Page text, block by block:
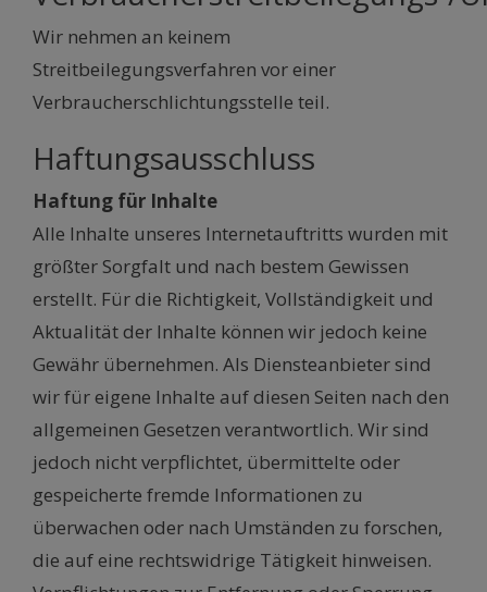
Wir nehmen an keinem
Streitbeilegungsverfahren vor einer
Verbraucherschlichtungsstelle teil.
Haftungsausschluss
Haftung für Inhalte
Alle Inhalte unseres Internetauftritts wurden mit
größter Sorgfalt und nach bestem Gewissen
erstellt. Für die Richtigkeit, Vollständigkeit und
Aktualität der Inhalte können wir jedoch keine
Gewähr übernehmen. Als Diensteanbieter sind
wir für eigene Inhalte auf diesen Seiten nach den
allgemeinen Gesetzen verantwortlich. Wir sind
jedoch nicht verpflichtet, übermittelte oder
gespeicherte fremde Informationen zu
überwachen oder nach Umständen zu forschen,
die auf eine rechtswidrige Tätigkeit hinweisen.